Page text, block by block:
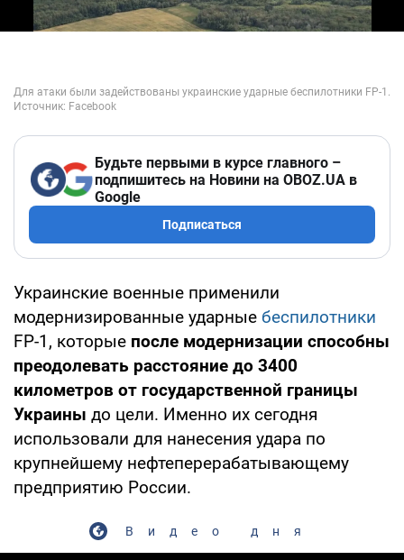
Будьте первыми в курсе главного –
подпишитесь на Новини на OBOZ.UA в
Google
Подписаться
Украинские военные применили
модернизированные ударные беспилотники
FP-1, которые после модернизации способны
преодолевать расстояние до 3400
километров от государственной границы
Украины до цели. Именно их сегодня
использовали для нанесения удара по
крупнейшему нефтеперерабатывающему
предприятию России.
Видео дня